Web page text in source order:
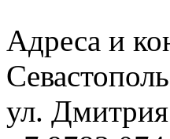
Адреса и
ул.